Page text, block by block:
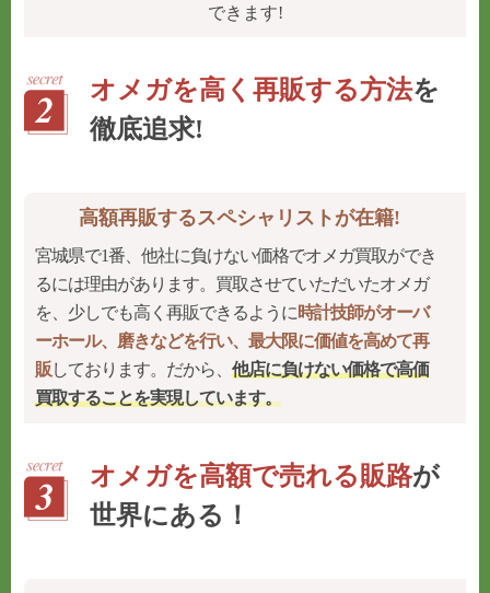
できます!
オメガを高く再販する方法を
徹底追求!
高額再販するスペシャリストが在籍!
宮城県で1番、他社に負けない価格でオメガ買取ができ
るには理由があります。買取させていただいたオメガ
を、少しでも高く再販できるように時計技師がオーバ
ーホール、磨きなどを行い、最大限に価値を高めて再
販しております。だから、他店に負けない価格で高価
買取することを実現しています。
オメガを高額で売れる販路が
世界にある！